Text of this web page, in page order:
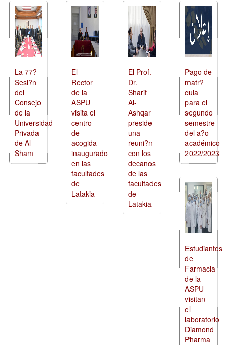
La 77?
Sesi?n
del
Consejo
de la
Universidad
Privada
de Al-
Sham
El
Rector
de la
ASPU
visita el
centro
de
acogida
inaugurado
en las
facultades
de
Latakia
El Prof.
Dr.
Sharif
Al-
Ashqar
preside
una
reuni?n
con los
decanos
de las
facultades
de
Latakia
Pago de
matr?
cula
para el
segundo
semestre
del a?o
académico
2022/2023
Estudiantes
de
Farmacia
de la
ASPU
visitan
el
laboratorio
Diamond
Pharma